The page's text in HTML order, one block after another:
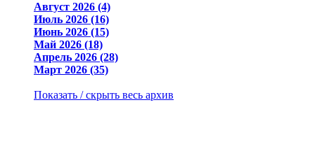
Август 2026 (4)
Июль 2026 (16)
Июнь 2026 (15)
Май 2026 (18)
Апрель 2026 (28)
Март 2026 (35)
Показать / скрыть весь архив